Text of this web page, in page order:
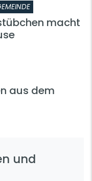
macht
aus dem
und